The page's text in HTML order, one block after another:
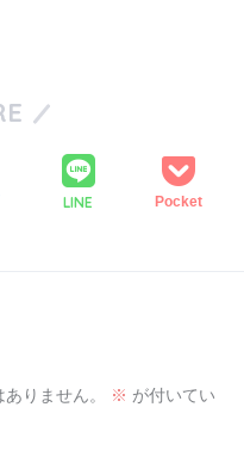
LINE Pocket
りません。 ※ が付いてい